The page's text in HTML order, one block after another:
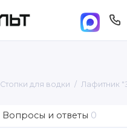
Стопки для водки Лафитник
Вопросы и ответы 0